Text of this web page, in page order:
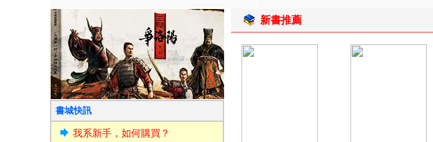
書城快訊
我系新手，如何購買？
新書推薦